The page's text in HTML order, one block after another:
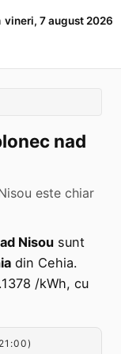
vineri, 7 august 2026
nad
este chiar
Nisou sunt
din Cehia.
/kWh, cu